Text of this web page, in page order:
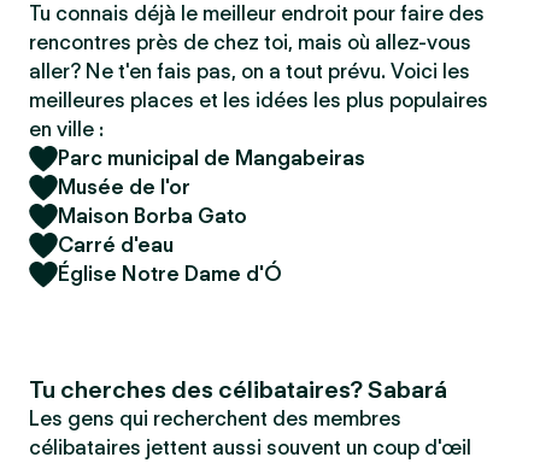
Tu connais déjà le meilleur endroit pour faire des
rencontres près de chez toi, mais où allez-vous
aller? Ne t'en fais pas, on a tout prévu. Voici les
meilleures places et les idées les plus populaires
en ville :
Parc municipal de Mangabeiras
Musée de l'or
Maison Borba Gato
Carré d'eau
Église Notre Dame d'Ó
Tu cherches des célibataires? Sabará
Les gens qui recherchent des membres
célibataires jettent aussi souvent un coup d'œil